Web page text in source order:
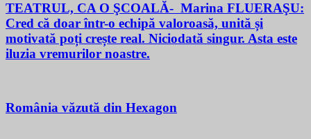
TEATRUL, CA O ŞCOALĂ- Marina FLUERAŞU:
Cred că doar într-o echipă valoroasă, unită și
motivată poți crește real. Niciodată singur. Asta este
iluzia vremurilor noastre.
România văzută din Hexagon